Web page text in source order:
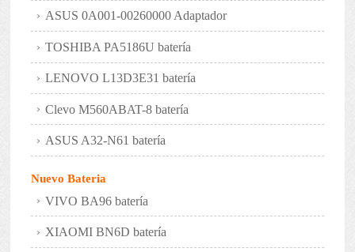
ASUS 0A001-00260000 Adaptador
TOSHIBA PA5186U batería
LENOVO L13D3E31 batería
Clevo M560ABAT-8 batería
ASUS A32-N61 batería
Nuevo Bateria
VIVO BA96 batería
XIAOMI BN6D batería